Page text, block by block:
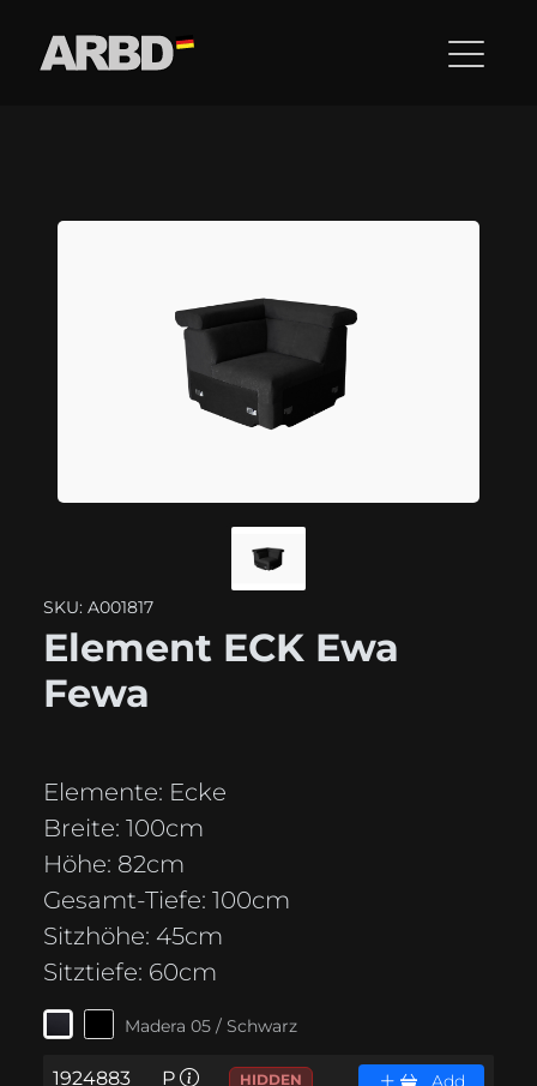
SKU: A001817
Element ECK Ewa
Fewa
Elemente: Ecke
Breite: 100cm
Höhe: 82cm
Gesamt-Tiefe: 100cm
Sitzhöhe: 45cm
Sitztiefe: 60cm
Madera 05 / Schwarz
1924883 P HIDDEN Add